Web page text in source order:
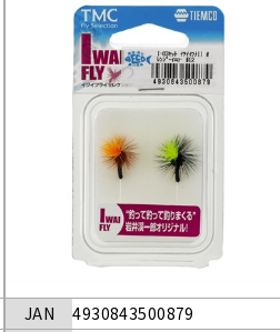
JAN
4930843500879